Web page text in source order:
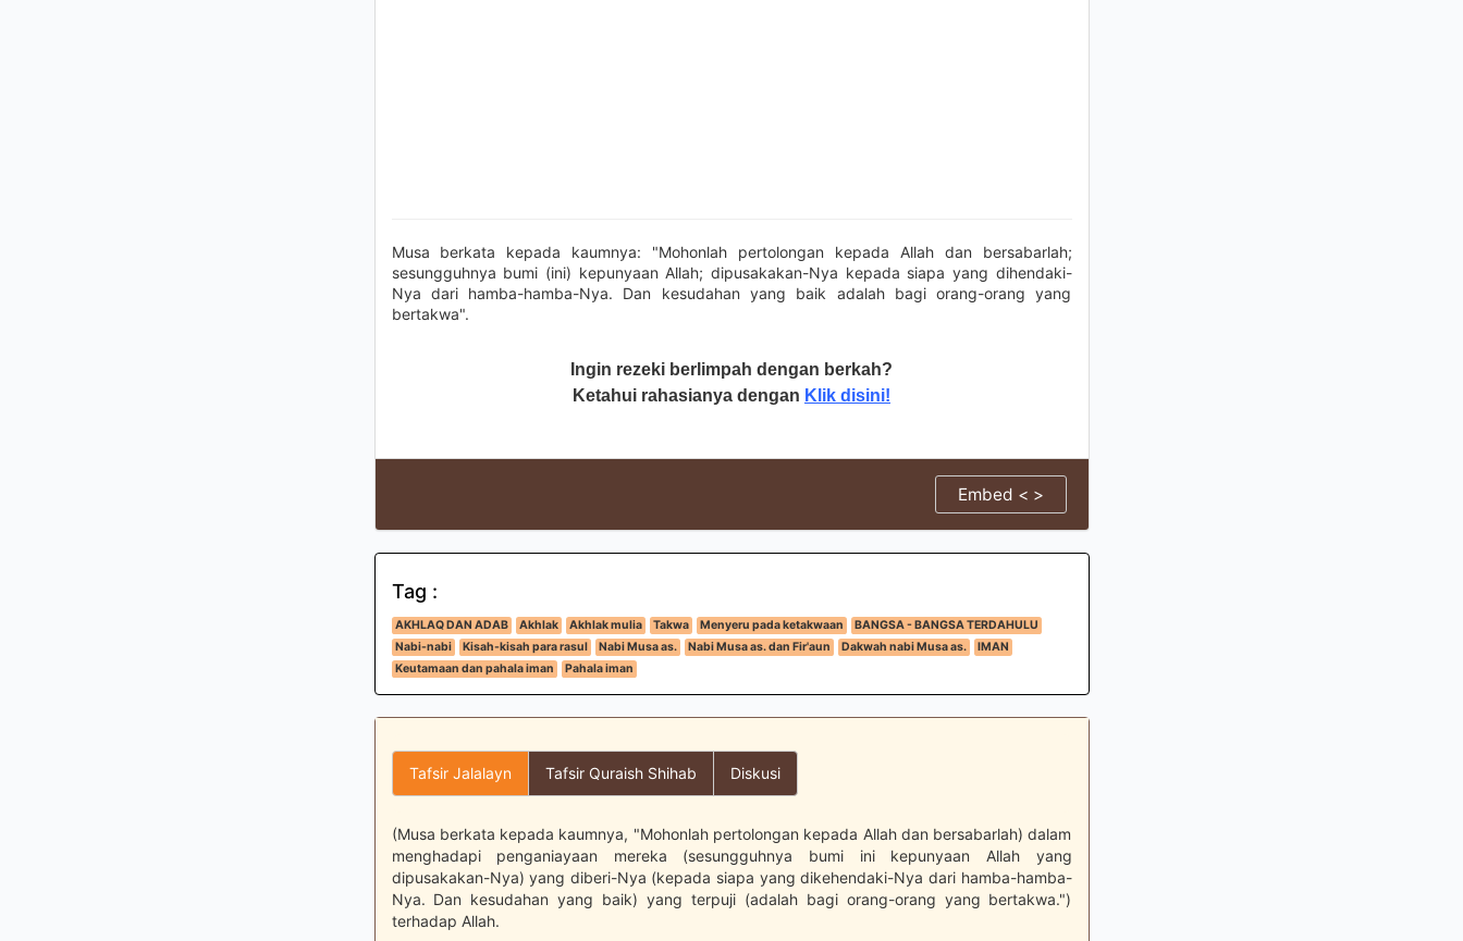
Musa berkata kepada kaumnya: "Mohonlah pertolongan kepada Allah dan bersabarlah;
sesungguhnya bumi (ini) kepunyaan Allah; dipusakakan-Nya kepada siapa yang dihendaki-
Nya dari hamba-hamba-Nya. Dan kesudahan yang baik adalah bagi orang-orang yang
bertakwa".
Ingin rezeki berlimpah dengan berkah?
Ketahui rahasianya dengan Klik disini!
Embed < >
Tag :
AKHLAQ DAN ADAB Akhlak Akhlak mulia Takwa Menyeru pada ketakwaan
BANGSA - BANGSA TERDAHULU
Nabi-nabi
Kisah-kisah para rasul Nabi Musa as. Nabi Musa as. dan Fir'aun Dakwah nabi Musa as.
IMAN
Keutamaan dan pahala iman
Pahala iman
Tafsir Jalalayn Tafsir Quraish Shihab Diskusi
(Musa berkata kepada kaumnya, "Mohonlah pertolongan kepada Allah dan bersabarlah) dalam
menghadapi penganiayaan mereka (sesungguhnya bumi ini kepunyaan Allah yang
dipusakakan-Nya) yang diberi-Nya (kepada siapa yang dikehendaki-Nya dari hamba-hamba-
Nya. Dan kesudahan yang baik) yang terpuji (adalah bagi orang-orang yang bertakwa.")
terhadap Allah.